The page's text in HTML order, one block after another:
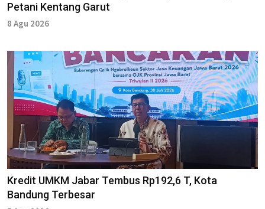
Petani Kentang Garut
8 Agu 2026
Kredit UMKM Jabar Tembus Rp192,6 T, Kota
Bandung Terbesar